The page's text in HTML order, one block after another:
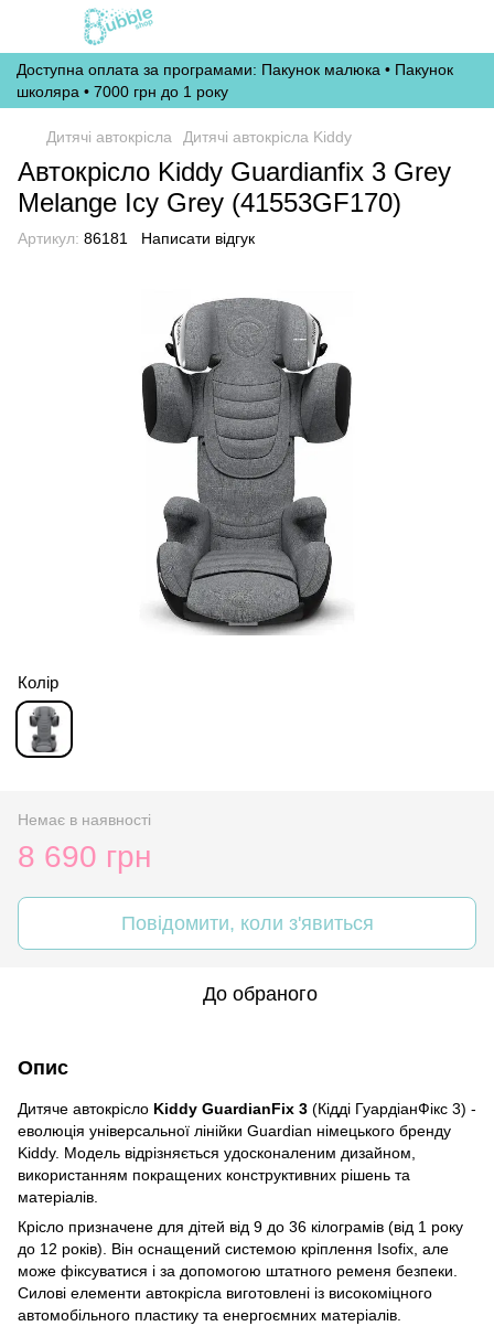
Доступна оплата за програмами: Пакунок малюка • Пакунок
школяра • 7000 грн до 1 року
Дитячі автокрісла Дитячі автокрісла Kiddy
Автокрісло Kiddy Guardianfix 3 Grey
Melange Icy Grey (41553GF170)
Артикул: 86181 Написати відгук
Колір
Немає в наявності
8 690 грн
Повідомити, коли з'явиться
До обраного
Опис
Дитяче автокрісло Kiddy GuardianFix 3 (Кідді ГуардіанФікс 3) -
еволюція універсальної лінійки Guardian німецького бренду
Kiddy. Модель відрізняється удосконаленим дизайном,
використанням покращених конструктивних рішень та
матеріалів.
Крісло призначене для дітей від 9 до 36 кілограмів (від 1 року
до 12 років). Він оснащений системою кріплення Isofix, але
може фіксуватися і за допомогою штатного ременя безпеки.
Силові елементи автокрісла виготовлені із високоміцного
автомобільного пластику та енергоємних матеріалів.